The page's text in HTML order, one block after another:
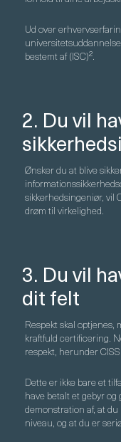
Ud over
bestemt af (ISC)².
2. Du vil
Ønsker du at blive
sikkerhedsingeniør, vil
drøm til virkelighed.
3. Du vil
dit felt
Respekt skal
kraftfuld certificering.
respekt, herunder
Dette er ikke bare et
have betalt et gebyr
demonstration af, at
niveau, og at du er